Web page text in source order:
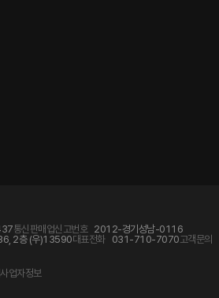
통신판매업신고번호 2012-경기성남-0116
2층 (우)13590대표전화 031-710-7070고객문의
사업자정보